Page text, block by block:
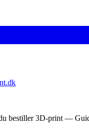
bestiller 3D-print —